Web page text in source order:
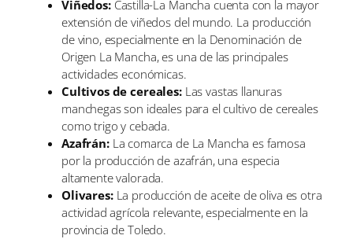
Viñedos:Castilla-La Mancha cuenta con la mayor
extensión de viñedos del mundo. La producción
de vino, especialmente en la Denominación de
Origen La Mancha, es una de las principales
actividades económicas.
Cultivos de cereales:Las vastas llanuras
manchegas son ideales para el cultivo de cereales
como trigo y cebada.
Azafrán:La comarca de La Mancha es famosa
por la producción de azafrán, una especia
altamente valorada.
Olivares:La producción de aceite de oliva es otra
actividad agrícola relevante, especialmente en la
provincia de Toledo.